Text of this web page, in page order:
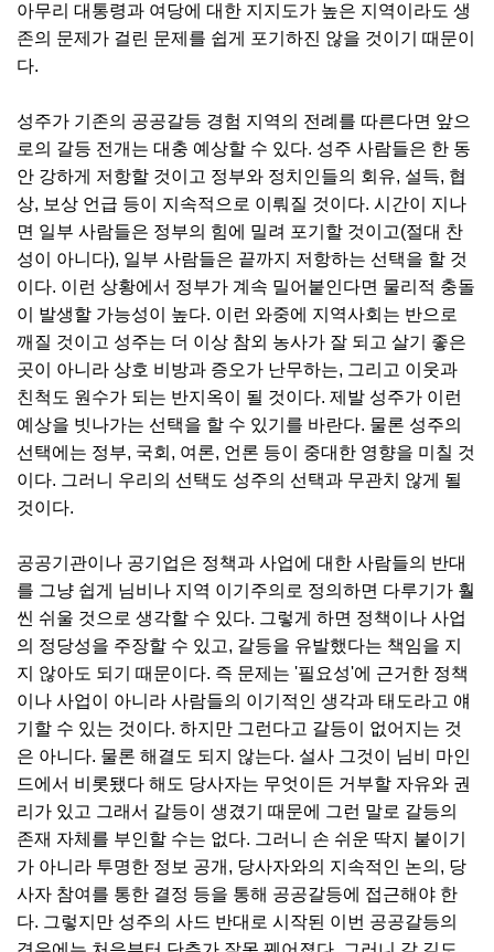
아무리 대통령과 여당에 대한 지지도가 높은 지역이라도 생
존의 문제가 걸린 문제를 쉽게 포기하진 않을 것이기 때문이
다.
성주가 기존의 공공갈등 경험 지역의 전례를 따른다면 앞으
로의 갈등 전개는 대충 예상할 수 있다. 성주 사람들은 한 동
안 강하게 저항할 것이고 정부와 정치인들의 회유, 설득, 협
상, 보상 언급 등이 지속적으로 이뤄질 것이다. 시간이 지나
면 일부 사람들은 정부의 힘에 밀려 포기할 것이고(절대 찬
성이 아니다), 일부 사람들은 끝까지 저항하는 선택을 할 것
이다. 이런 상황에서 정부가 계속 밀어붙인다면 물리적 충돌
이 발생할 가능성이 높다. 이런 와중에 지역사회는 반으로
깨질 것이고 성주는 더 이상 참외 농사가 잘 되고 살기 좋은
곳이 아니라 상호 비방과 증오가 난무하는, 그리고 이웃과
친척도 원수가 되는 반지옥이 될 것이다. 제발 성주가 이런
예상을 빗나가는 선택을 할 수 있기를 바란다. 물론 성주의
선택에는 정부, 국회, 여론, 언론 등이 중대한 영향을 미칠 것
이다. 그러니 우리의 선택도 성주의 선택과 무관치 않게 될
것이다.
공공기관이나 공기업은 정책과 사업에 대한 사람들의 반대
를 그냥 쉽게 님비나 지역 이기주의로 정의하면 다루기가 훨
씬 쉬울 것으로 생각할 수 있다. 그렇게 하면 정책이나 사업
의 정당성을 주장할 수 있고, 갈등을 유발했다는 책임을 지
지 않아도 되기 때문이다. 즉 문제는 '필요성'에 근거한 정책
이나 사업이 아니라 사람들의 이기적인 생각과 태도라고 얘
기할 수 있는 것이다. 하지만 그런다고 갈등이 없어지는 것
은 아니다. 물론 해결도 되지 않는다. 설사 그것이 님비 마인
드에서 비롯됐다 해도 당사자는 무엇이든 거부할 자유와 권
리가 있고 그래서 갈등이 생겼기 때문에 그런 말로 갈등의
존재 자체를 부인할 수는 없다. 그러니 손 쉬운 딱지 붙이기
가 아니라 투명한 정보 공개, 당사자와의 지속적인 논의, 당
사자 참여를 통한 결정 등을 통해 공공갈등에 접근해야 한
다. 그렇지만 성주의 사드 반대로 시작된 이번 공공갈등의